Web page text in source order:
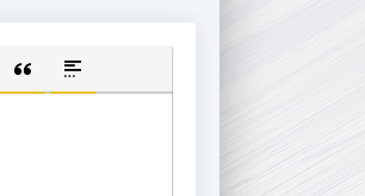
ССЫЛКУ
СКРЫТОГО ТЕКСТА
ВСТАВКА ЦИТАТЫ
ВСТАВКА СПОЙЛЕРА